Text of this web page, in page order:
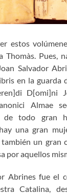
estos
Thomàs. Pues,
Salvador
en la guarda
D[omi]ni
Almae
de todo gran
una gran
un gran
por aquellos
Abrines fue el
Catalina,